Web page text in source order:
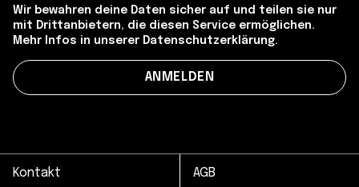
Wir bewahren deine Daten sicher auf und teilen sie nur
mit Drittanbietern, die diesen Service ermöglichen.
Mehr Infos in unserer Datenschutzerklärung.
Kontakt AGB